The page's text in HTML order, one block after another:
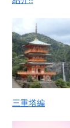
三重塔編